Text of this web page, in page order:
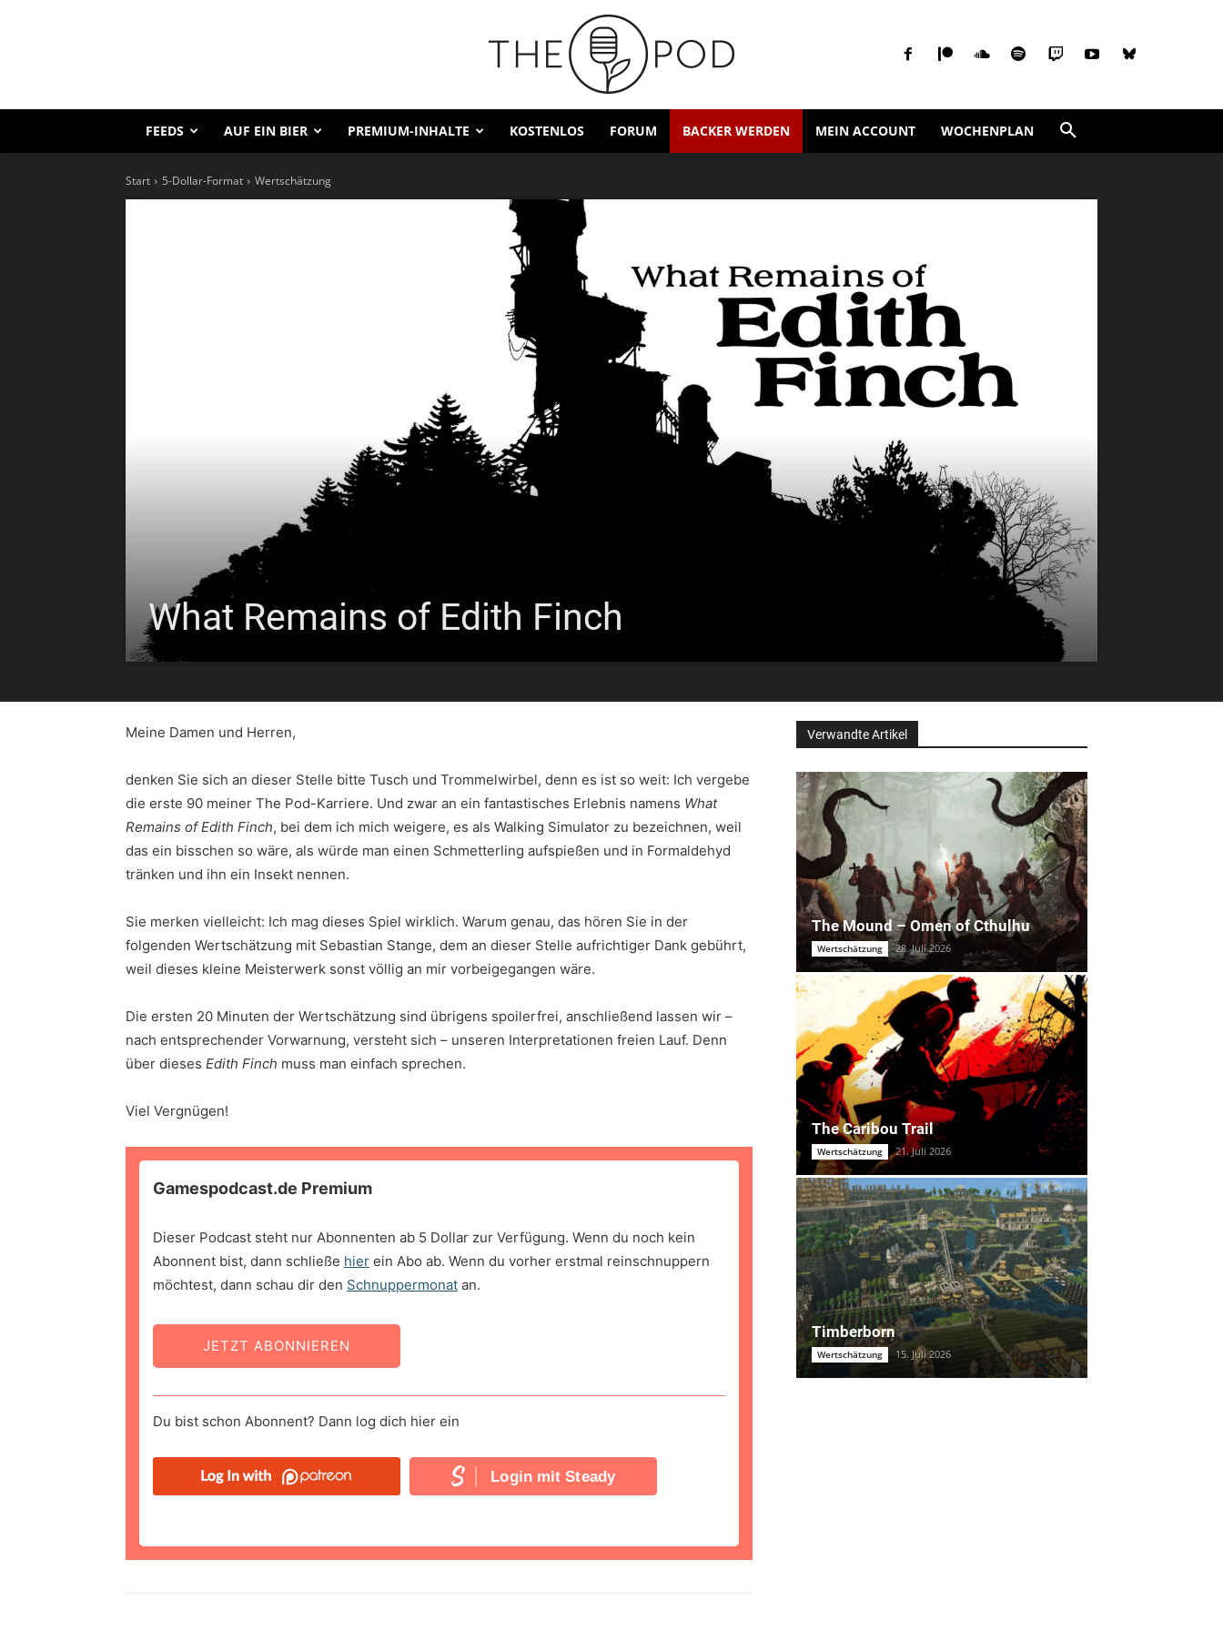
FEEDS AUF EIN BIER PREMIUM-INHALTE KOSTENLOS FORUM BACKER WERDEN MEIN ACCOUNT WOCHENPLAN
Start 5-Dollar-Format Wertschätzung
What Remains of Edith Finch
Meine Damen und Herren,
denken Sie sich an dieser Stelle bitte Tusch und Trommelwirbel, denn es ist so weit: Ich vergebe
die erste 90 meiner The Pod-Karriere. Und zwar an ein fantastisches Erlebnis namens What
Remains of Edith Finch, bei dem ich mich weigere, es als Walking Simulator zu bezeichnen, weil
das ein bisschen so wäre, als würde man einen Schmetterling aufspießen und in Formaldehyd
tränken und ihn ein Insekt nennen.
Sie merken vielleicht: Ich mag dieses Spiel wirklich. Warum genau, das hören Sie in der
folgenden Wertschätzung mit Sebastian Stange, dem an dieser Stelle aufrichtiger Dank gebührt,
weil dieses kleine Meisterwerk sonst völlig an mir vorbeigegangen wäre.
Die ersten 20 Minuten der Wertschätzung sind übrigens spoilerfrei, anschließend lassen wir –
nach entsprechender Vorwarnung, versteht sich – unseren Interpretationen freien Lauf. Denn
über dieses Edith Finch muss man einfach sprechen.
Viel Vergnügen!
Gamespodcast.de Premium
Dieser Podcast steht nur Abonnenten ab 5 Dollar zur Verfügung. Wenn du noch kein
Abonnent bist, dann schließe hier ein Abo ab. Wenn du vorher erstmal reinschnuppern
möchtest, dann schau dir den Schnuppermonat an.
JETZT ABONNIEREN
Du bist schon Abonnent? Dann log dich hier ein
Login mit Steady
Verwandte Artikel
The Mound – Omen of Cthulhu
Wertschätzung 28. Juli 2026
The Caribou Trail
Wertschätzung 21. Juli 2026
Timberborn
Wertschätzung 15. Juli 2026